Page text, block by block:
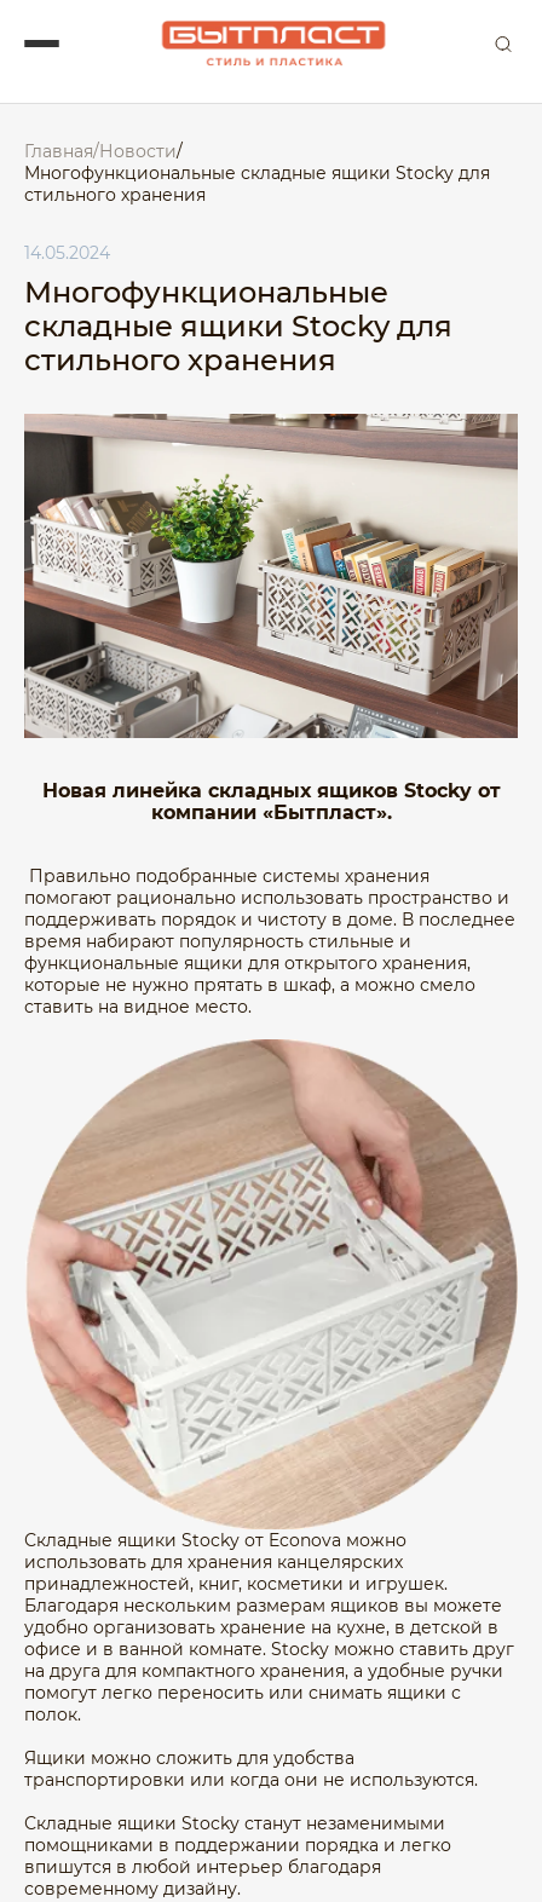
Главная/Новости/
Многофункциональные складные ящики Stocky для
стильного хранения
14.05.2024
Многофункциональные
складные ящики Stocky для
стильного хранения
Новая линейка складных ящиков Stocky от
компании «Бытпласт».
Правильно подобранные системы хранения
помогают рационально использовать пространство и
поддерживать порядок и чистоту в доме. В последнее
время набирают популярность стильные и
функциональные ящики для открытого хранения,
которые не нужно прятать в шкаф, а можно смело
ставить на видное место.
Складные ящики Stocky от Econova можно
использовать для хранения канцелярских
принадлежностей, книг, косметики и игрушек.
Благодаря нескольким размерам ящиков вы можете
удобно организовать хранение на кухне, в детской в
офисе и в ванной комнате. Stocky можно ставить друг
на друга для компактного хранения, а удобные ручки
помогут легко переносить или снимать ящики с
полок.
Ящики можно сложить для удобства
транспортировки или когда они не используются.
Складные ящики Stocky станут незаменимыми
помощниками в поддержании порядка и легко
впишутся в любой интерьер благодаря
современному дизайну.